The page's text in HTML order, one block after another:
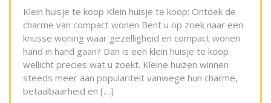
Klein huisje te koop Klein huisje te koop: Ontdek de
charme van compact wonen Bent u op zoek naar een
knusse woning waar gezelligheid en compact wonen
hand in hand gaan? Dan is een klein huisje te koop
wellicht precies wat u zoekt. Kleine huizen winnen
steeds meer aan populariteit vanwege hun charme,
betaalbaarheid en […]